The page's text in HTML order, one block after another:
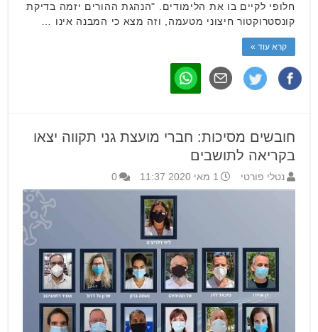
חלופי לקיים בו את הלימודים. "הנהגת ההורים יזמה בדיקת
קונסטרוקטור חיצוני מטעמה, וזה מצא כי המבנה אינו …
קרא עוד »
חובשים מסיכות: חברי מועצת גני תקווה יצאו
בקריאה לתושבים
נטלי פורטי 1 מאי 2020 11:37 0